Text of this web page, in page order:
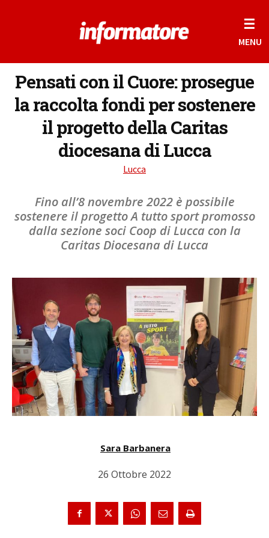
☰
MENU
Pensati con il Cuore: prosegue
la raccolta fondi per sostenere
il progetto della Caritas
diocesana di Lucca
Lucca
Fino all’8 novembre 2022 è possibile
sostenere il progetto A tutto sport promosso
dalla sezione soci Coop di Lucca con la
Caritas Diocesana di Lucca
Sara Barbanera
26 Ottobre 2022